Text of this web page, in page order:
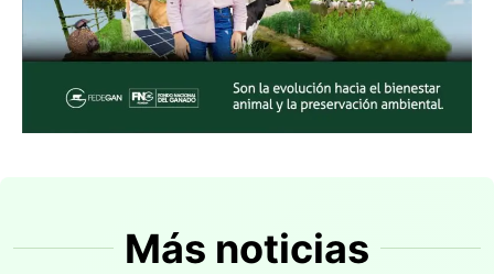
Más noticias